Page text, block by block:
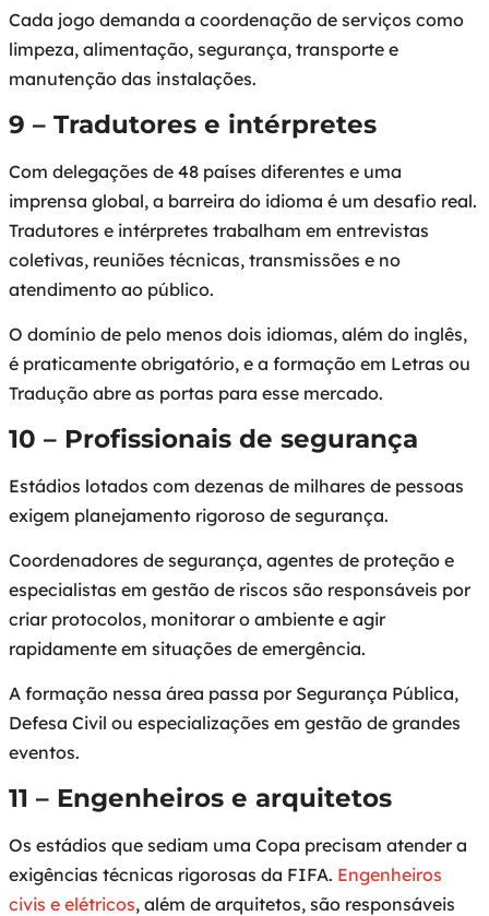
Cada jogo demanda a coordenação de serviços como
limpeza, alimentação, segurança, transporte e
manutenção das instalações.
9 – Tradutores e intérpretes
Com delegações de 48 países diferentes e uma
imprensa global, a barreira do idioma é um desafio real.
Tradutores e intérpretes trabalham em entrevistas
coletivas, reuniões técnicas, transmissões e no
atendimento ao público.
O domínio de pelo menos dois idiomas, além do inglês,
é praticamente obrigatório, e a formação em Letras ou
Tradução abre as portas para esse mercado.
10 – Profissionais de segurança
Estádios lotados com dezenas de milhares de pessoas
exigem planejamento rigoroso de segurança.
Coordenadores de segurança, agentes de proteção e
especialistas em gestão de riscos são responsáveis por
criar protocolos, monitorar o ambiente e agir
rapidamente em situações de emergência.
A formação nessa área passa por Segurança Pública,
Defesa Civil ou especializações em gestão de grandes
eventos.
11 – Engenheiros e arquitetos
Os estádios que sediam uma Copa precisam atender a
exigências técnicas rigorosas da FIFA. Engenheiros
civis e elétricos, além de arquitetos, são responsáveis